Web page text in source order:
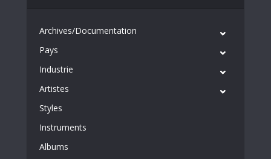
Archives/Documentation
Pays
Industrie
Artistes
Styles
Instruments
Albums